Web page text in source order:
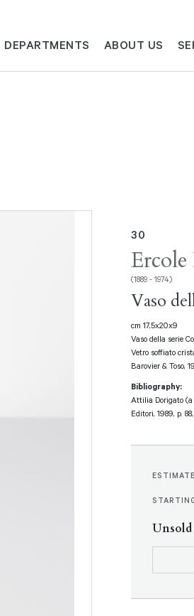
DEPARTMENTS ABOUT US
30
(1889 - 1974)
Vaso
cm 17,5x20x9
Vaso della serie
Vetro soffiato
Barovier & Toso,
Bibliography:
Attilia Dorigato (a
Editori, 1989, p.
ESTIMATE
Unsold